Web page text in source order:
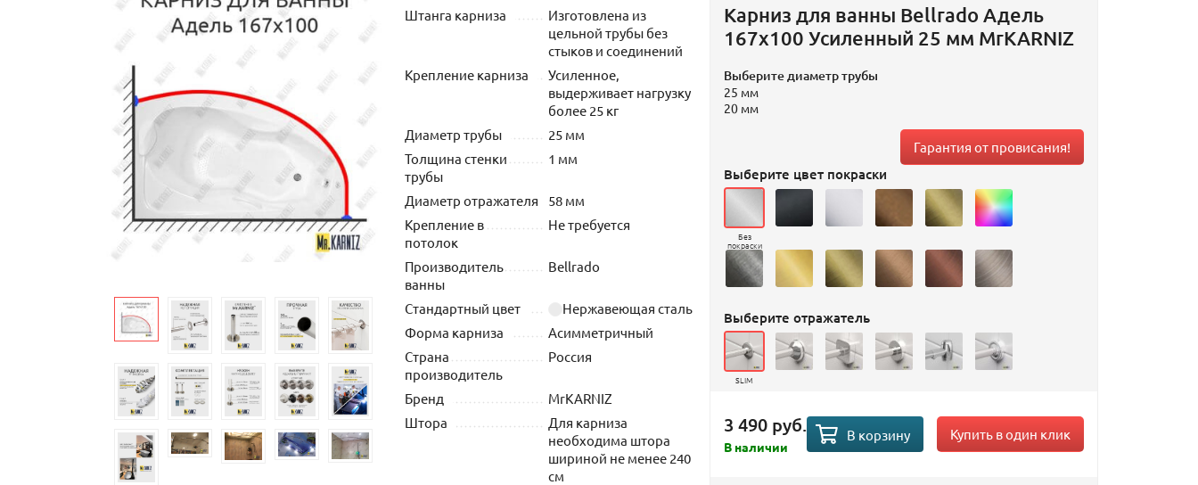
Штанга карниза
Изготовлена из
цельной трубы без
стыков и соединений
Крепление карниза
Усиленное,
выдерживает нагрузку
более 25 кг
Диаметр трубы
25 мм
Толщина стенки
трубы
1 мм
Диаметр отражателя
58 мм
Крепление в
потолок
Не требуется
Производитель
ванны
Bellrado
Стандартный цвет
Нержавеющая сталь
Форма карниза
Асимметричный
Страна
производитель
Россия
Бренд
MrKARNIZ
Штора
Для карниза
необходима штора
шириной не менее 240
см
Карниз для ванны Bellrado Адель
167х100 Усиленный 25 мм MrKARNIZ
Выберите диаметр трубы
25 мм
20 мм
Гарантия от провисания!
Выберите цвет покраски
Без
покраски
Выберите отражатель
SLIM
3 490 руб.
В наличии
В корзину Купить в один клик